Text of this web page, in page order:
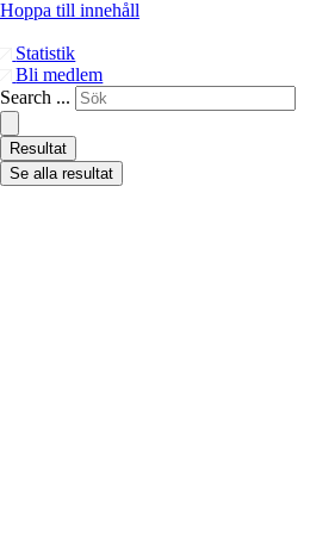
Hoppa till innehåll
Statistik
Bli medlem
Search ...
Resultat
Se alla resultat